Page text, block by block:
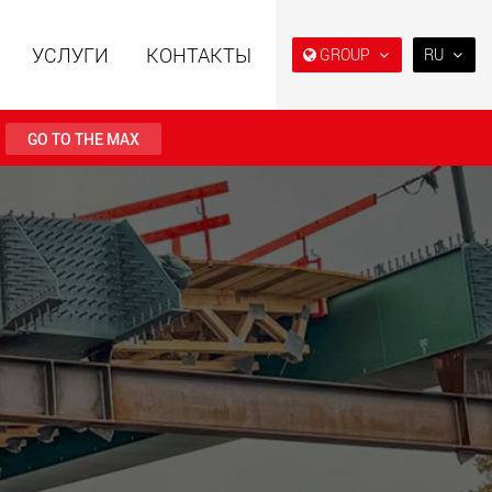
GROUP
прицепы с
конструкцией
нагрузки от
т
Специальные прицепы
для, разработанные для
рынка США
www.maxtrailer.us
прицепы для
нагрузки от 20 т
Электрические
транспортные средства с
аккумуляторным
питанием и
грузоподъёмностью от 5 т
www.morello.eu.com
RU
IT
RU
PT
УСЛУГИ КОНТАКТЫ
GO TO THE MAX